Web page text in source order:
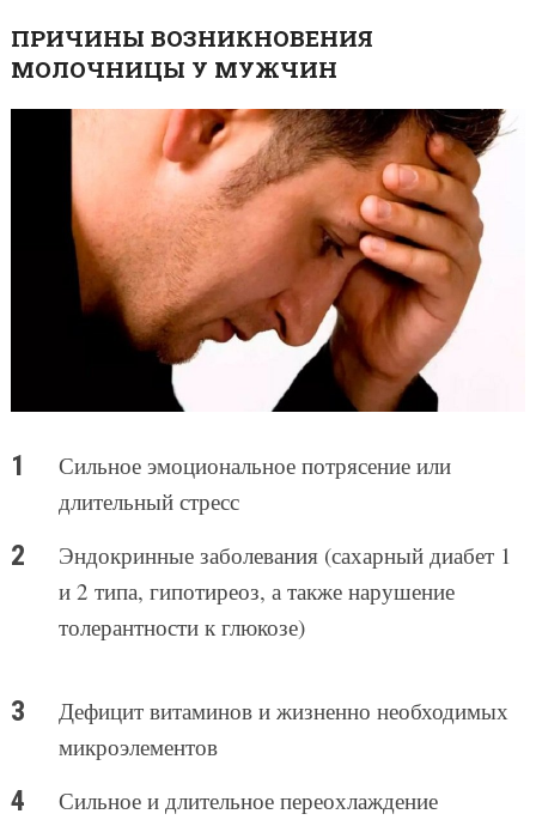
ПРИЧИНЫ ВОЗНИКНОВЕНИЯ
МОЛОЧНИЦЫ У МУЖЧИН
Сильное эмоциональное потрясение или
длительный стресс
Эндокринные заболевания (сахарный диабет 1
и 2 типа, гипотиреоз, а также нарушение
толерантности к глюкозе)
Дефицит витаминов и жизненно необходимых
микроэлементов
Сильное и длительное переохлаждение